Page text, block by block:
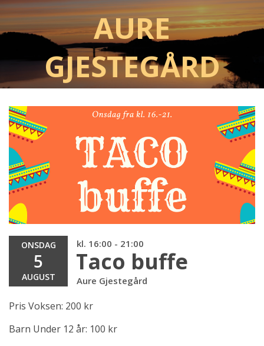
Aure
Gjestegård
ONSDAG
5
AUGUST
kl. 16:00 - 21:00
Taco buffe
Aure Gjestegård
Pris Voksen: 200 kr
Barn Under 12 år: 100 kr